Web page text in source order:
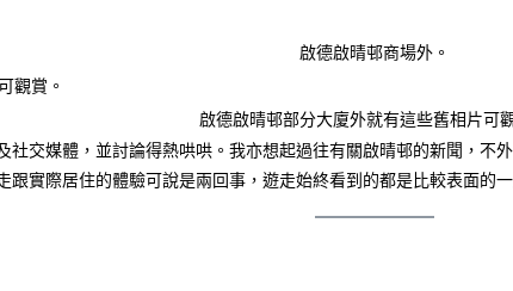
啟德啟晴邨商場外。
啟德啟晴邨部分大廈外就有這些舊相片可
社交媒體，並討論得熱哄哄。我亦想起過往有關啟晴邨的新聞，不
跟實際居住的體驗可說是兩回事，遊走始終看到的都是比較表面的